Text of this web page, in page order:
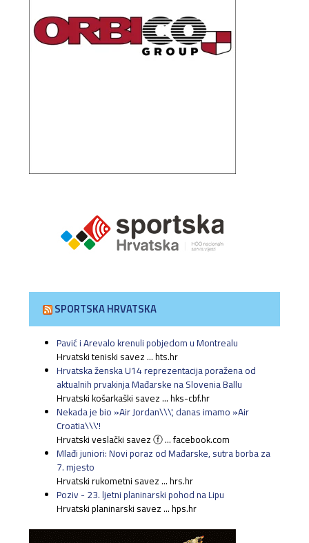
SPORTSKA HRVATSKA
Pavić i Arevalo krenuli pobjedom u Montrealu
Hrvatski teniski savez ... hts.hr
Hrvatska ženska U14 reprezentacija poražena od
aktualnih prvakinja Mađarske na Slovenia Ballu
Hrvatski košarkaški savez ... hks-cbf.hr
Nekada je bio »Air Jordan\\\', danas imamo »Air
Croatia\\\'!
Hrvatski veslački savez ⓕ ... facebook.com
Mlađi juniori: Novi poraz od Mađarske, sutra borba za
7. mjesto
Hrvatski rukometni savez ... hrs.hr
Poziv - 23. ljetni planinarski pohod na Lipu
Hrvatski planinarski savez ... hps.hr